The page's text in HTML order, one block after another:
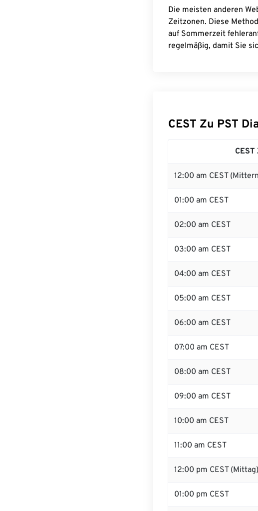
Die meisten anderen
Zeitzonen. Diese
auf Sommerzeit
regelmäßig, damit Sie
CEST Zu PST
12:00 am CEST
01:00 am CEST
02:00 am CEST
03:00 am CEST
04:00 am CEST
05:00 am CEST
06:00 am CEST
07:00 am CEST
08:00 am CEST
09:00 am CEST
10:00 am CEST
11:00 am CEST
12:00 pm CEST (Mittag)
01:00 pm CEST